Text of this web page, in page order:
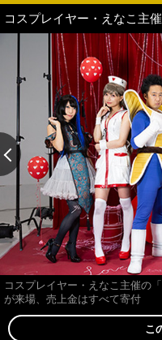
コスプレイヤー・えなこ主催の
が来場、売上金はすべて寄付
こ